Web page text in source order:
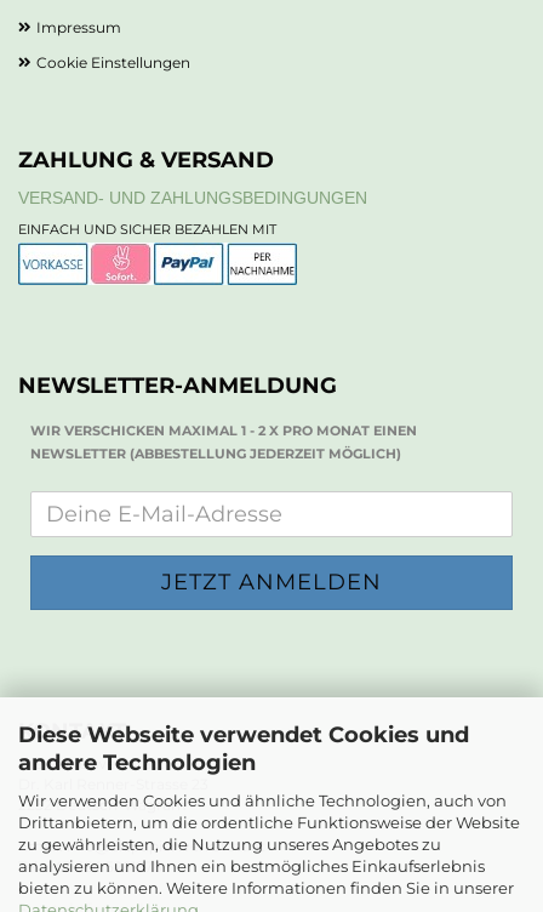
Diese Webseite verwendet Cookies und
andere Technologien
Wir verwenden Cookies und ähnliche Technologien, auch von
Drittanbietern, um die ordentliche Funktionsweise der Website
zu gewährleisten, die Nutzung unseres Angebotes zu
analysieren und Ihnen ein bestmögliches Einkaufserlebnis
bieten zu können. Weitere Informationen finden Sie in unserer
Impressum
Cookie Einstellungen
ZAHLUNG & VERSAND
VERSAND- UND ZAHLUNGSBEDINGUNGEN
EINFACH UND SICHER BEZAHLEN MIT
NEWSLETTER-ANMELDUNG
WIR VERSCHICKEN MAXIMAL 1 - 2 X PRO MONAT EINEN
NEWSLETTER (ABBESTELLUNG JEDERZEIT MÖGLICH)
KONTAKT
Die Papierwerkstatt
2232 Deutsch-Wagram
Email: info@diepapierwerkstatt.at
Tel. +43 664 5261978